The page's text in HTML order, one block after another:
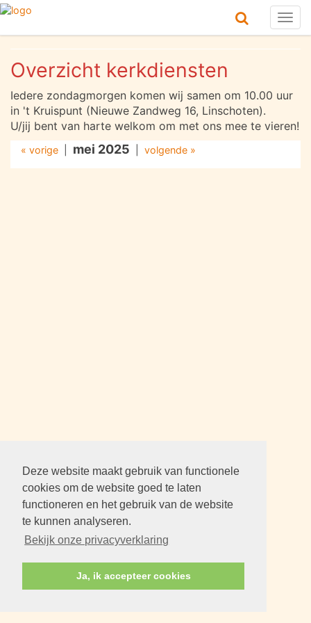
Deze website maakt gebruik van functionele
cookies om de website goed te laten
functioneren en het gebruik van de website
te kunnen analyseren.
Bekijk onze privacyverklaring
Ja, ik accepteer cookies
Overzicht kerkdiensten
Iedere zondagmorgen komen wij samen om 10.00 uur
in 't Kruispunt (Nieuwe Zandweg 16, Linschoten).
U/jij bent van harte welkom om met ons mee te vieren!
« vorige mei 2025 volgende »